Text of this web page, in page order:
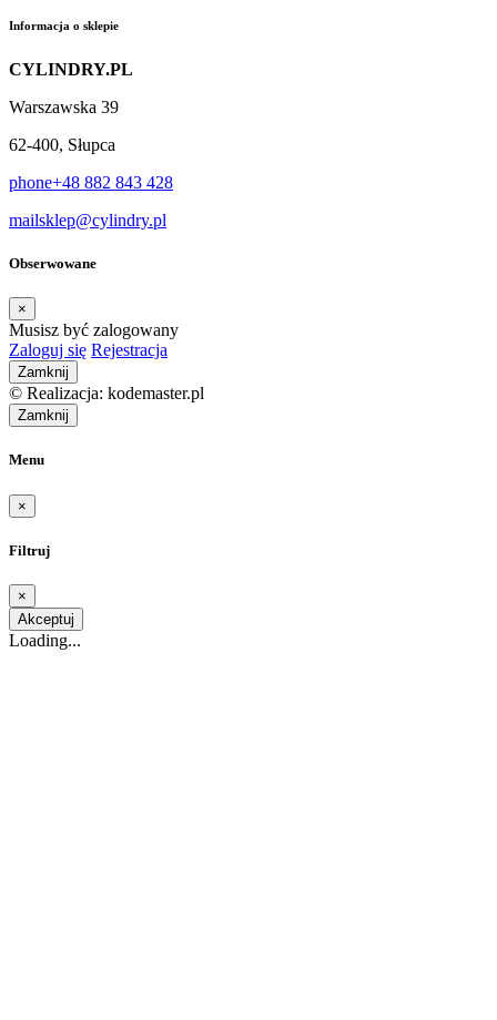
Informacja o sklepie
CYLINDRY.PL
Warszawska 39
62-400, Słupca
phone+48 882 843 428
mailsklep@cylindry.pl
Obserwowane
×
Musisz być zalogowany
Zaloguj się Rejestracja
Zamknij
© Realizacja: kodemaster.pl
Zamknij
Menu
×
Filtruj
×
Akceptuj
Loading...